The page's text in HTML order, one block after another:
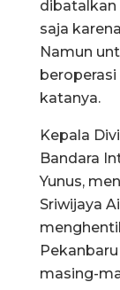
dibatalkan
saja
Namun
beroperasi
katanya.
Kepala
Bandara
Yunus,
Sriwijaya
masing-